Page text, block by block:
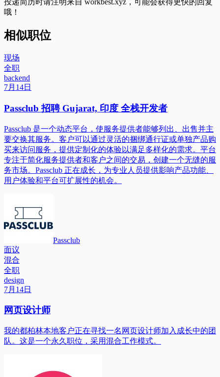
投递简历时请注明来自 workbest.xyz ，可能会获得更快的回复
哦！
相似职位
现场
全职
backend
7月14日
Passclub 招聘 Gujarat, 印度 全栈开发者
Passclub 是一个动态平台，使服务提供者能够列出、出售并主
要交换其服务。客户可以通过灵活的捆绑通行证或单独产品购
买来访问服务，提供定制化的体验以满足多样化的需求。平台
专注于简化服务提供者和客户之间的交易，创建一个无缝的服
务市场。Passclub 正在成长，为专业人员提供影响产品功能、
用户体验和平台可扩展性的机会。
Passclub
面议
混合
全职
design
7月14日
网页设计师
我的都柏林本地客户正在寻找一名网页设计师加入成长中的团
队。这是一个永久职位，采用混合工作模式。